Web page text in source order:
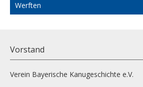
Werften
Vorstand
Verein Bayerische Kanugeschichte e.V.